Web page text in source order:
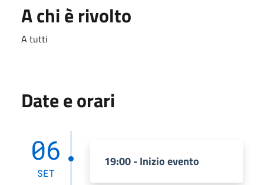
A chi è rivolto
A tutti
Date e orari
06
SET
19:00 - Inizio evento